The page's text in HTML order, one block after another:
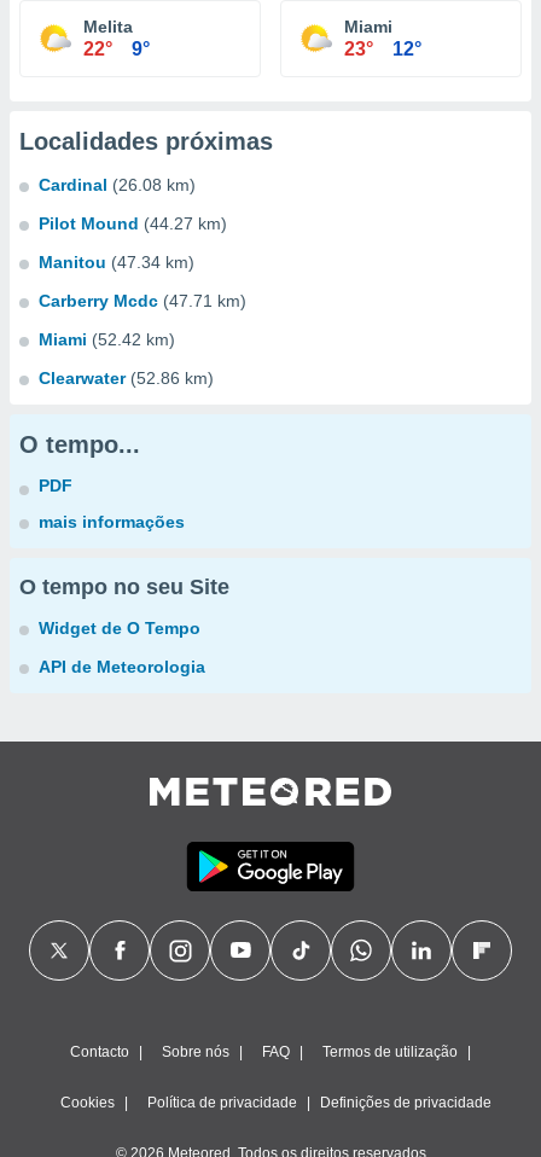
Melita
22° 9°
Miami
23° 12°
Localidades próximas
Cardinal (26.08 km)
Pilot Mound (44.27 km)
Manitou (47.34 km)
Carberry Mcdc (47.71 km)
Miami (52.42 km)
Clearwater (52.86 km)
O tempo...
PDF
mais informações
O tempo no seu Site
Widget de O Tempo
API de Meteorologia
Contacto Sobre nós FAQ Termos de utilização
Cookies Política de privacidade Definições de privacidade
© 2026 Meteored. Todos os direitos reservados